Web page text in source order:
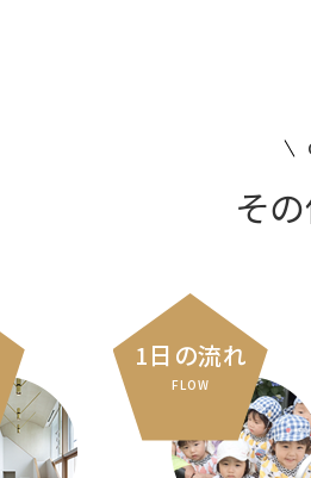
そ
1日の流れ
FLOW